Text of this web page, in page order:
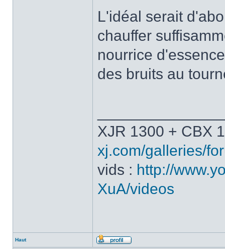
L'idéal serait
chauffer
nourrice
des bruits au
XJR 1300 + CBX
xj.com/galleries/
vids : http://
XuA/videos
Haut